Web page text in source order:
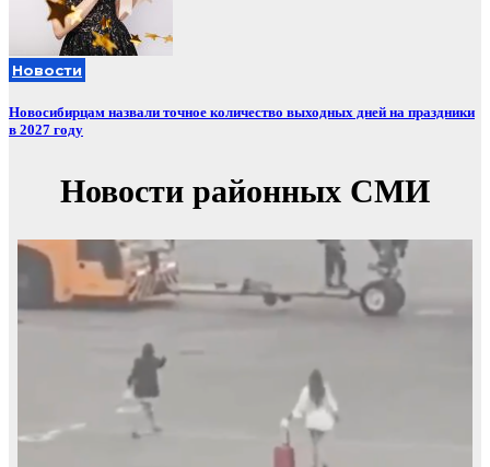
Новости
Новосибирцам назвали точное количество выходных дней на праздники
в 2027 году